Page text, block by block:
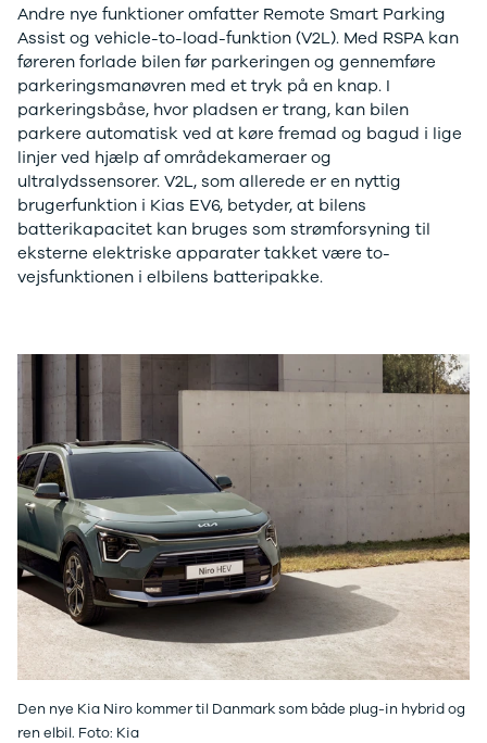
350 L2 Van
E-Transit
350 L3 Van
Honda
Se alle
Honda
Civic
Jazz
Accord
CR-V
Hyundai
Se alle
Ioniq 5
Ioniq 6
Kona
i10
i20
i30
Tucson
Santa Fe
Jaguar
Se alle
Jaguar
E-Pace
XE
Iveco
Se alle Iveco
Andre nye funktioner omfatter Remote Smart Parking
Assist og vehicle-to-load-funktion (V2L). Med RSPA kan
føreren forlade bilen før parkeringen og gennemføre
parkeringsmanøvren med et tryk på en knap. I
parkeringsbåse, hvor pladsen er trang, kan bilen
parkere automatisk ved at køre fremad og bagud i lige
linjer ved hjælp af områdekameraer og
ultralydssensorer. V2L, som allerede er en nyttig
brugerfunktion i Kias EV6, betyder, at bilens
batterikapacitet kan bruges som strømforsyning til
eksterne elektriske apparater takket være to-
vejsfunktionen i elbilens batteripakke.
Den nye Kia Niro kommer til Danmark som både plug-in hybrid og
ren elbil. Foto: Kia